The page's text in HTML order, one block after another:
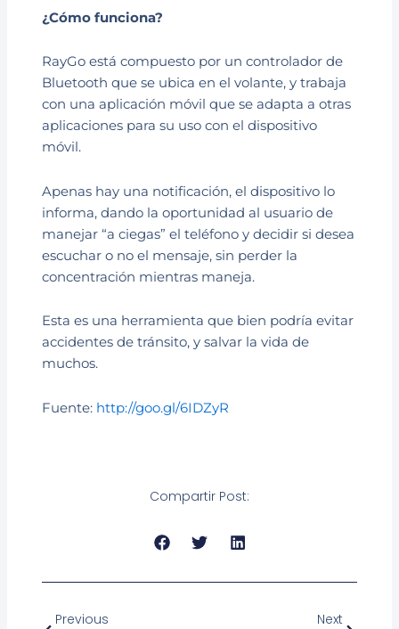
¿Cómo funciona?
RayGo está compuesto por un controlador de
Bluetooth que se ubica en el volante, y trabaja
con una aplicación móvil que se adapta a otras
aplicaciones para su uso con el dispositivo
móvil.
Apenas hay una notificación, el dispositivo lo
informa, dando la oportunidad al usuario de
manejar “a ciegas” el teléfono y decidir si desea
escuchar o no el mensaje, sin perder la
concentración mientras maneja.
Esta es una herramienta que bien podría evitar
accidentes de tránsito, y salvar la vida de
muchos.
Fuente: http://goo.gl/6IDZyR
Compartir Post:
Previous
Next